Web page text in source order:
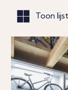
Toon lijst